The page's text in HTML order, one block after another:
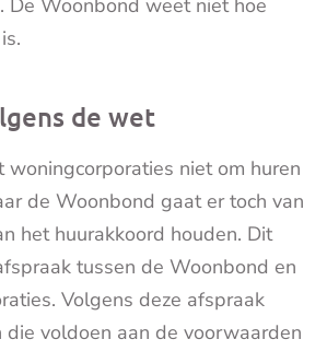
De Woonbond weet niet hoe
de wet
woningcorporaties niet om huren
de Woonbond gaat er toch van
het huurakkoord houden. Dit
tussen de Woonbond en
Volgens deze afspraak
die voldoen aan de voorwaarden